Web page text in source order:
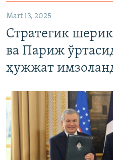
Mart 13, 2025
Стратегик
ва Париж
ҳужжат